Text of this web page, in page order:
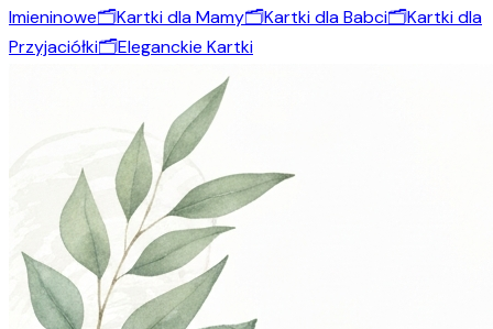
Imieninowe🗂️Kartki dla Mamy🗂️Kartki dla Babci🗂️Kartki dla
Przyjaciółki🗂️Eleganckie Kartki